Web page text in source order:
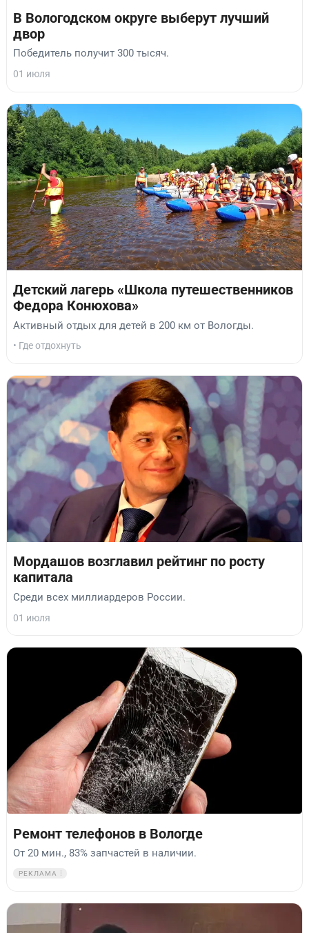
В Вологодском округе выберут лучший
двор
Победитель получит 300 тысяч.
01 июля
Детский лагерь «Школа путешественников
Федора Конюхова»
Активный отдых для детей в 200 км от Вологды.
• Где отдохнуть
Мордашов возглавил рейтинг по росту
капитала
Среди всех миллиардеров России.
01 июля
Ремонт телефонов в Вологде
От 20 мин., 83% запчастей в наличии.
РЕКЛАМА